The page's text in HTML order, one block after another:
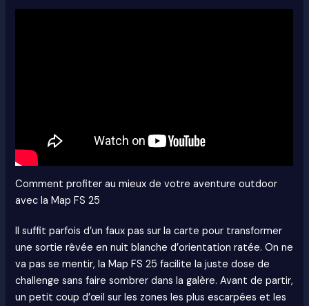
Comment profiter au mieux de votre aventure outdoor
avec la Map FS 25
Il suffit parfois d’un faux pas sur la carte pour transformer
une sortie rêvée en nuit blanche d’orientation ratée. On ne
va pas se mentir, la Map FS 25 facilite la juste dose de
challenge sans faire sombrer dans la galère. Avant de partir,
un petit coup d’œil sur les zones les plus escarpées et les